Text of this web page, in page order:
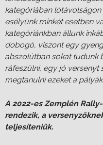
kategóriában
esélyünk minkét esetben
kategóriánkban állunk
dobogó, viszont egy
abszolútban sokat tudunk
ráfeszülni, egy jó versenyt
megtanulni ezeket a
A 2022-es Zemplén
rendezik, a
teljesíteniük.